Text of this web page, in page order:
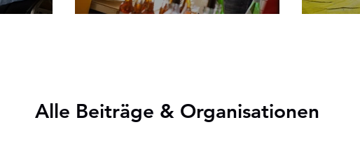
Alle Beiträge & Organisationen